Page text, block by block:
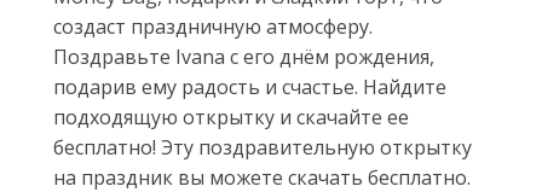
создаст праздничную атмосферу.
Поздравьте Ivana с его днём рождения,
подарив ему радость и счастье. Найдите
подходящую открытку и скачайте ее
бесплатно! Эту поздравительную открытку
на праздник вы можете скачать бесплатно.